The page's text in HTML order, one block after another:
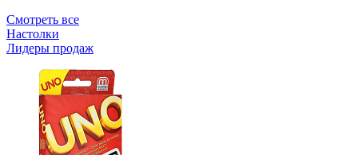
Смотреть все
Настолки
Лидеры продаж